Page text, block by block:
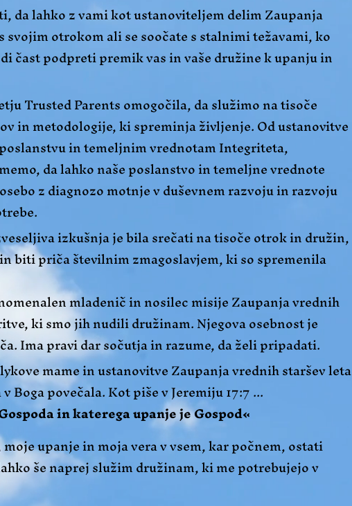
da lahko z vami kot ustanoviteljem delim Zaupanja
svojim otrokom ali se soočate s stalnimi težavami, ko
čast podpreti premik vas in vaše družine k upanju in
Trusted Parents omogočila, da služimo na tisoče
in metodologije, ki spreminja življenje. Od ustanovitve
in temeljnim vrednotam Integriteta,
da lahko naše poslanstvo in temeljne vrednote
z diagnozo motnje v duševnem razvoju in razvoju
izkušnja je bila srečati na tisoče otrok in družin,
biti priča številnim zmagoslavjem, ki so spremenila
mladenič in nosilec misije Zaupanja vrednih
ki smo jih nudili družinam. Njegova osebnost je
Ima pravi dar sočutja in razume, da želi pripadati.
mame in ustanovitve Zaupanja vrednih staršev leta
Boga povečala. Kot piše v Jeremiju 17:7 ...
in katerega upanje je Gospod«
upanje in moja vera v vsem, kar počnem, ostati
še naprej služim družinam, ki me potrebujejo v